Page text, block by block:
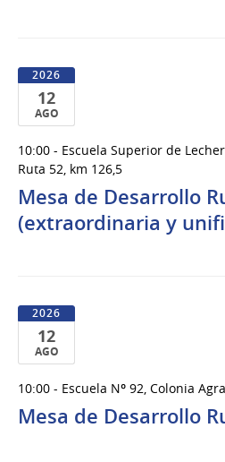
2026
12
AGO
de
Ago
del
2026
10:00 - Escuela Superior de
Ruta 52, km 126,5
Mesa de Desarrollo
(extraordinaria y
2026
12
AGO
de
Ago
10:00 - Escuela Nº 92, Colonia
Mesa de Desarrollo